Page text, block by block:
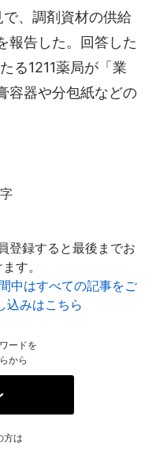
、調剤資材の供給
報告した。回答した
る1211薬局が「業
容器や分包紙などの
登録すると最後までお
す。
中はすべての記事をご
込みはこちら
ードを
から
方は